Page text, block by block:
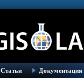
Статьи Документация